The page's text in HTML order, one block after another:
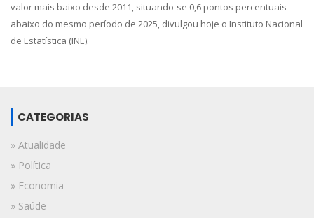
valor mais baixo desde 2011, situando-se 0,6 pontos percentuais
abaixo do mesmo período de 2025, divulgou hoje o Instituto Nacional
de Estatística (INE).
CATEGORIAS
» Atualidade
» Política
» Economia
» Saúde